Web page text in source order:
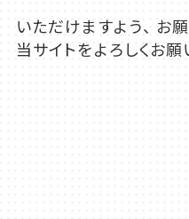
いただけますよう、 お
当サイトをよろしくお願